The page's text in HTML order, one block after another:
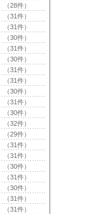
（28件）
（31件）
（31件）
（30件）
（31件）
（30件）
（31件）
（31件）
（30件）
（31件）
（30件）
（32件）
（29件）
（31件）
（31件）
（30件）
（31件）
（30件）
（31件）
（31件）